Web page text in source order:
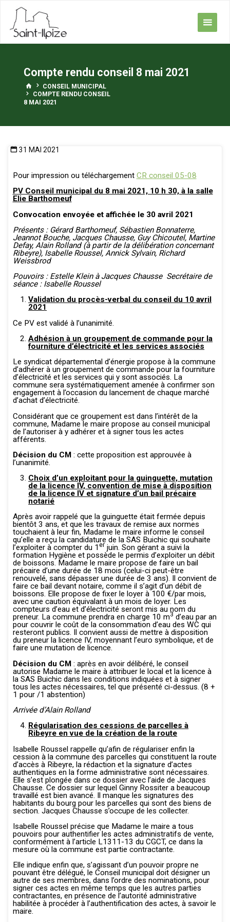
content
Compte rendu conseil 8 mai 2021
HOMECONSEIL MUNICIPAL
COMPTE RENDU CONSEIL
8 MAI 2021
31 MAI 2021
Pour impression ou téléchargement CR conseil 05-08
PV Conseil municipal du 8 mai 2021, 10 h 30, à la salle
Elie Barthomeuf
Convocation envoyée et affichée le 30 avril 2021
Présents : Gérard Barthomeuf, Sébastien Bonnaterre,
Jeannot Bouche, Jacques Chausse, Guy Chicoutel, Martine
Defay, Alain Rolland (à partir de la délibération concernant
Ribeyre), Isabelle Roussel, Annick Sylvain, Richard
Weissbrod
Pouvoirs : Estelle Klein à Jacques Chausse Secrétaire de
séance : Isabelle Roussel
Validation du procès-verbal du conseil du 10 avril
2021
Ce PV est validé à l’unanimité.
Adhésion à un groupement de commande pour la
fourniture d’électricité et les services associés
Le syndicat départemental d’énergie propose à la commune
d’adhérer à un groupement de commande pour la fourniture
d’électricité et les services qui y sont associés. La
commune sera systématiquement amenée à confirmer son
engagement à l’occasion du lancement de chaque marché
d’achat d’électricité.
Considérant que ce groupement est dans l’intérêt de la
commune, Madame le maire propose au conseil municipal
de l’autoriser à y adhérer et à signer tous les actes
afférents.
Décision du CM : cette proposition est approuvée à
l’unanimité.
Choix d’un exploitant pour la guinguette, mutation
de la licence IV, convention de mise à disposition
de la licence IV et signature d’un bail précaire
notarié
Après avoir rappelé que la guinguette était fermée depuis
bientôt 3 ans, et que les travaux de remise aux normes
touchaient à leur fin, Madame le maire informe le conseil
qu’elle a reçu la candidature de la SAS Buichic qui souhaite
l’exploiter à compter du 1 er juin. Son gérant a suivi la
formation Hygiène et possède le permis d’exploiter un débit
de boissons. Madame le maire propose de faire un bail
précaire d’une durée de 18 mois (celui-ci peut-être
renouvelé, sans dépasser une durée de 3 ans). Il convient de
faire ce bail devant notaire, comme il s’agit d’un débit de
boissons. Elle propose de fixer le loyer à 100 €/par mois,
avec une caution équivalant à un mois de loyer. Les
compteurs d’eau et d’électricité seront mis au nom du
preneur. La commune prendra en charge 10 m3 d’eau par an
pour couvrir le coût de la consommation d’eau des WC qui
resteront publics. Il convient aussi de mettre à disposition
du preneur la licence IV, moyennant l’euro symbolique, et de
faire une mutation de licence.
Décision du CM : après en avoir délibéré, le conseil
autorise Madame le maire à attribuer le local et la licence à
la SAS Buichic dans les conditions indiquées et à signer
tous les actes nécessaires, tel que présenté ci-dessus. (8 +
1 pour /1 abstention)
Arrivée d’Alain Rolland
Régularisation des cessions de parcelles à
Ribeyre en vue de la création de la route
Isabelle Roussel rappelle qu’afin de régulariser enfin la
cession à la commune des parcelles qui constituent la route
d’accès à Ribeyre, la rédaction et la signature d’actes
authentiques en la forme administrative sont nécessaires.
Elle s’est plongée dans ce dossier avec l’aide de Jacques
Chausse. Ce dossier sur lequel Ginny Rossiter a beaucoup
travaillé est bien avancé. Il manque les signatures des
habitants du bourg pour les parcelles qui sont des biens de
section. Jacques Chausse s’occupe de les collecter.
Isabelle Roussel précise que Madame le maire a tous
pouvoirs pour authentifier les actes administratifs de vente,
conformément à l’article L1311-13 du CGCT, ce dans la
mesure où la commune est partie contractante.
Elle indique enfin que, s’agissant d’un pouvoir propre ne
pouvant être délégué, le Conseil municipal doit désigner un
autre de ses membres, dans l’ordre des nominations, pour
signer ces actes en même temps que les autres parties
contractantes, en présence de l’autorité administrative
habilitée à procéder à l’authentification des actes, à savoir le
maire.